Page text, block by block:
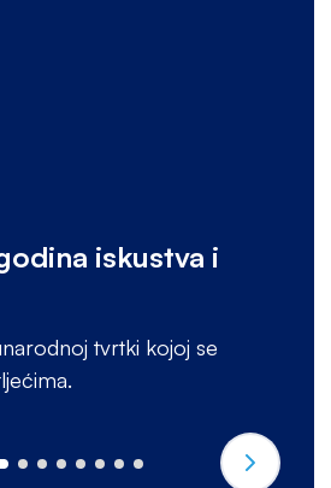
iskustva i
tvrtki kojoj se